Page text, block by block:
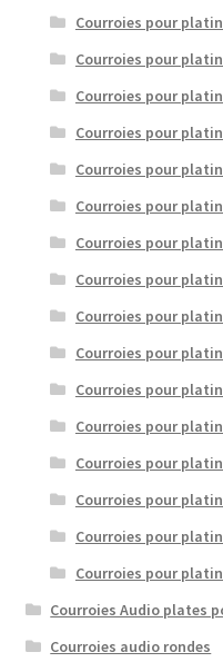
Courroies pour
Courroies pour
Courroies pour
Courroies pour
Courroies pour
Courroies pour
Courroies pour
Courroies pour
Courroies pour
Courroies pour
Courroies pour
Courroies pour
Courroies pour
Courroies pour
Courroies pour
Courroies pour
Courroies Audio plates
Courroies audio rondes